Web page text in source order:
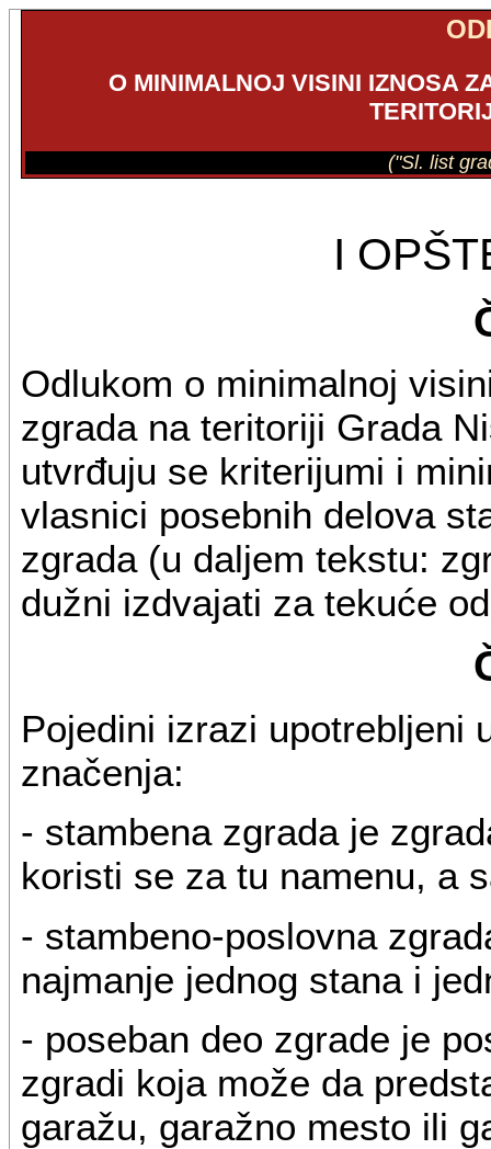
O MINIMALNOJ VISINI IZNOSA
("Sl. list
I
Odlukom o minimalnoj
zgrada na teritoriji Grada
utvrđuju se kriterijumi i
vlasnici posebnih delova
zgrada (u daljem tekstu:
dužni izdvajati za tekuće
Pojedini izrazi upotrebljeni
značenja:
- stambena zgrada je
koristi se za tu namenu, a
- stambeno-poslovna
najmanje jednog stana i
- poseban deo zgrade je
zgradi koja može da
garažu, garažno mesto ili